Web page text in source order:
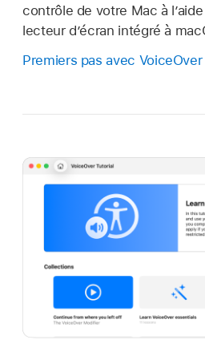
contrôle de votre Mac à
lecteur d’écran intégré à
Premiers pas avec VoiceOver